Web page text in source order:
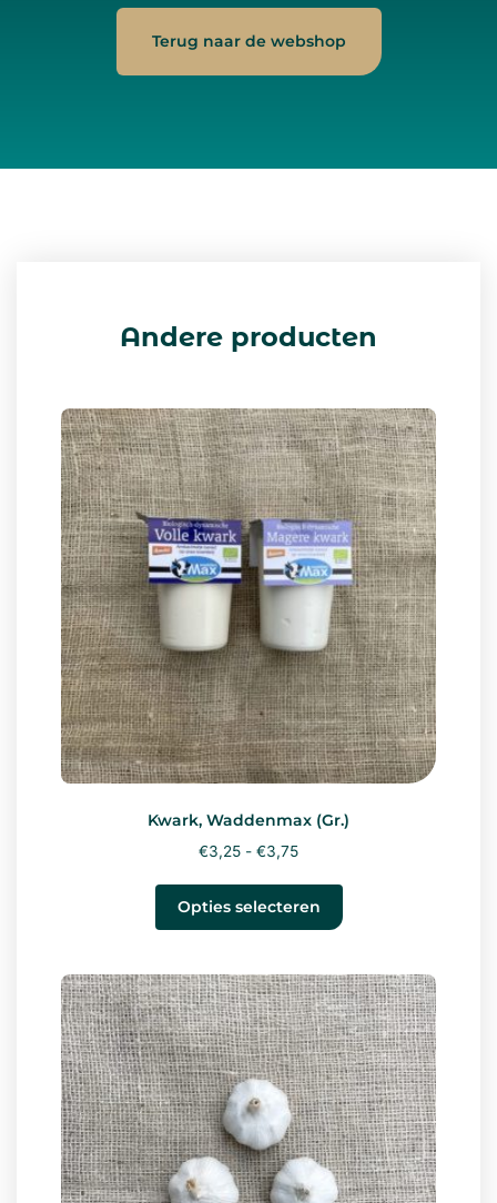
Terug naar de webshop
Andere producten
Kwark, Waddenmax (Gr.)
€3,25 - €3,75
Opties selecteren